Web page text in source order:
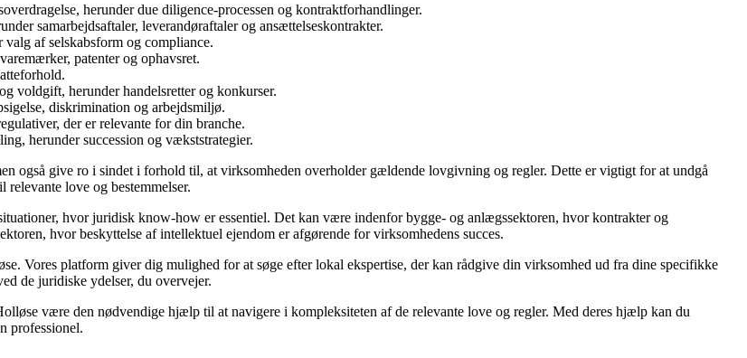
herunder due diligence-processen og kontraktforhandlinger.
samarbejdsaftaler, leverandøraftaler og ansættelseskontrakter.
valg af selskabsform og compliance.
patenter og ophavsret.
voldgift, herunder handelsretter og konkurser.
diskrimination og arbejdsmiljø.
der er relevante for din branche.
herunder succession og vækststrategier.
også give ro i sindet i forhold til, at virksomheden overholder gældende lovgivning og regler. Dette er vigtigt for at undgå
love og bestemmelser.
hvor juridisk know-how er essentiel. Det kan være indenfor bygge- og anlægssektoren, hvor kontrakter og
hvor beskyttelse af intellektuel ejendom er afgørende for virksomhedens succes.
Vores platform giver dig mulighed for at søge efter lokal ekspertise, der kan rådgive din virksomhed ud fra dine specifikke
de juridiske ydelser, du overvejer.
være den nødvendige hjælp til at navigere i kompleksiteten af de relevante love og regler. Med deres hjælp kan du
professionel.